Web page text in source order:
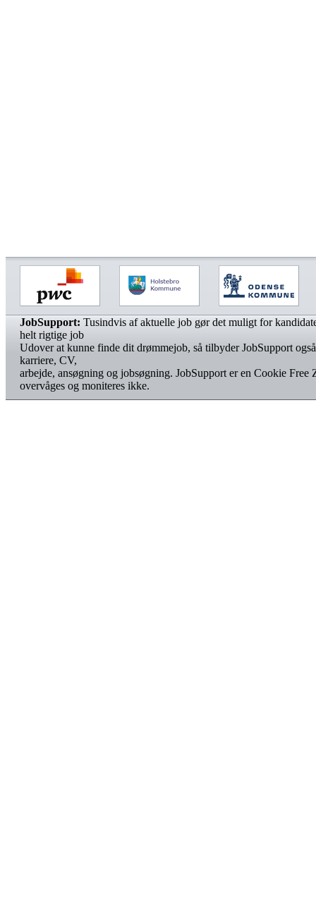
JobSupport: Tusindvis af aktuelle job gør det muligt for
helt rigtige job
Udover at kunne finde dit drømmejob, så tilbyder JobSupport
karriere, CV,
arbejde, ansøgning og jobsøgning. JobSupport er en Cookie Free
overvåges og moniteres ikke.